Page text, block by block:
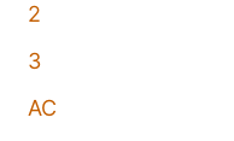
2
3
AC